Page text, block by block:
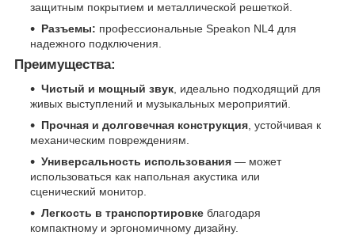
защитным покрытием и металлической решеткой.
Разъемы: профессиональные Speakon NL4 для
надежного подключения.
Преимущества:
Чистый и мощный звук , идеально подходящий для
живых выступлений и музыкальных мероприятий.
Прочная и долговечная конструкция , устойчивая к
механическим повреждениям.
Универсальность использования — может
использоваться как напольная акустика или
сценический монитор.
Легкость в транспортировке благодаря
компактному и эргономичному дизайну.